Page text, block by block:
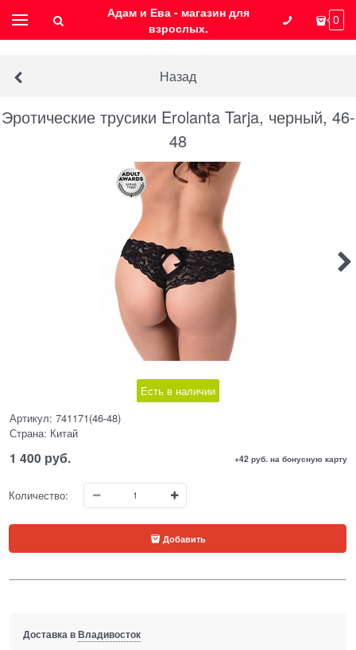
Адам и Ева - магазин для
взрослых.
0
Назад
Эротические трусики Erolanta Tarja, черный, 46-
48
Есть в наличии
Артикул: 741171(46-48)
Страна: Китай
1 400 руб. +42 руб. на бонусную карту
Количество:
Добавить
Доставка вВладивосток